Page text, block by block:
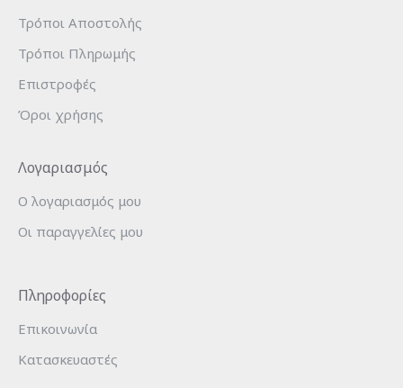
Τρόποι Αποστολής
Τρόποι Πληρωμής
Επιστροφές
Όροι χρήσης
Λογαριασμός
Ο λογαριασμός μου
Οι παραγγελίες μου
Πληροφορίες
Επικοινωνία
Κατασκευαστές